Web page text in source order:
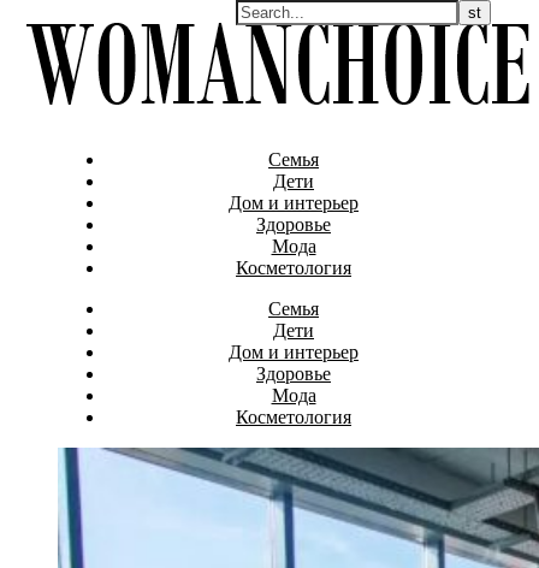
Семья
Дети
Дом и интерьер
Здоровье
Мода
Косметология
Семья
Дети
Дом и интерьер
Здоровье
Мода
Косметология